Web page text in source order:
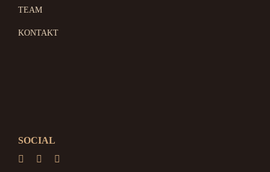
TEAM
KONTAKT
SOCIAL